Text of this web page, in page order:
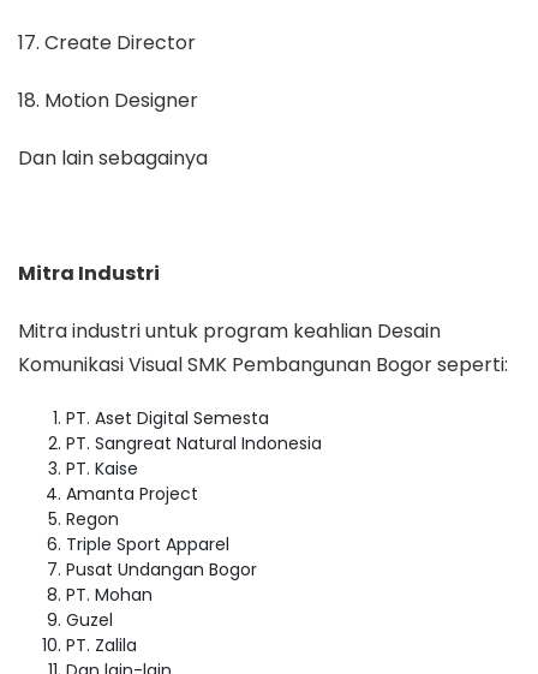
17. Create Director
18. Motion Designer
Dan lain sebagainya
Mitra Industri
Mitra industri untuk program keahlian Desain
Komunikasi Visual SMK Pembangunan Bogor seperti:
PT. Aset Digital Semesta
PT. Sangreat Natural Indonesia
PT. Kaise
Amanta Project
Regon
Triple Sport Apparel
Pusat Undangan Bogor
PT. Mohan
Guzel
PT. Zalila